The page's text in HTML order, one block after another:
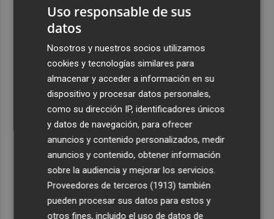
seguridad alarma a gobiernos y empresas
El eclipse solar dispara el turismo y las búsquedas de
alojamiento crecen hasta un 500%
El cubano Papillo triunfa en el certamen del Trovo
Pascual García-Mateos de La Unión
Recibe toda la actualidad de
Plaza Podcast en tu correo
Quiero suscribirme
Uso responsable de sus
datos
Nosotros y nuestros socios utilizamos
cookies y tecnologías similares para
almacenar y acceder a información en su
dispositivo y procesar datos personales,
como su dirección IP, identificadores únicos
y datos de navegación, para ofrecer
anuncios y contenido personalizados, medir
anuncios y contenido, obtener información
sobre la audiencia y mejorar los servicios.
Proveedores de terceros (1913) también
pueden procesar sus datos para estos y
otros fines, incluido el uso de datos de